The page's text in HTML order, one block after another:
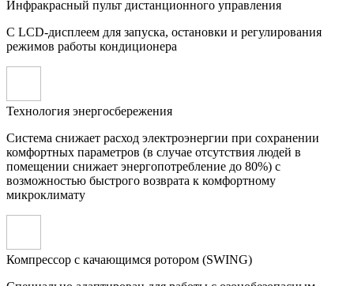
Инфракрасный пульт дистанционного управления
С LCD-дисплеем для запуска, остановки и регулирования
режимов работы кондиционера
Технология энергосбережения
Система снижает расход электроэнергии при сохранении
комфортных параметров (в случае отсутствия людей в
помещении снижает энергопотребление до 80%) с
возможностью быстрого возврата к комфортному
микроклимату
Компрессор с качающимся ротором (SWING)